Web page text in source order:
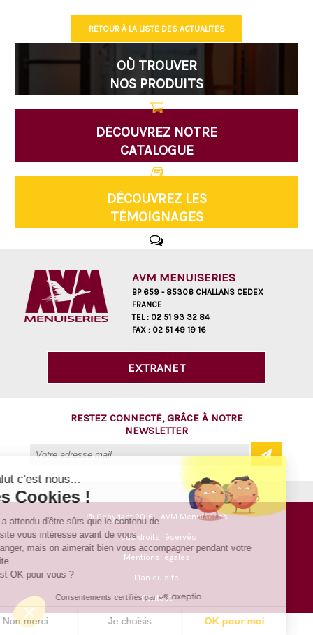
RETOUR À LA LISTE DES ACTUALITÉS
OÙ TROUVER
NOS PRODUITS
DÉCOUVREZ NOTRE
CATALOGUE
DÉCOUVREZ LES
TÉMOIGNAGES
AVM MENUISERIES
BP 659 - 85306 CHALLANS CEDEX
FRANCE
TEL : 02 51 93 32 84
FAX : 02 51 49 19 16
EXTRANET
RESTEZ CONNECTÉ, GRÂCE À NOTRE
NEWSLETTER
@ Copyright 2016 - AVM Menuiseries
Tous droits réservés
Mentions légales
Plan du site
Contact
Salut c'est nous...
les Cookies !
On a attendu d'être sûrs que le contenu de
ce site vous intéresse avant de vous
déranger, mais on aimerait bien vous accompagner pendant votre
visite...
C'est OK pour vous ?
Consentements certifiés par
Non merci Je choisis OK pour moi